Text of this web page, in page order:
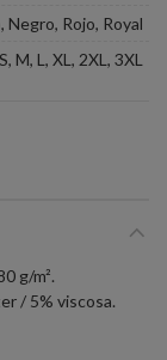
Rojo, Royal
M, L, XL, 2XL, 3XL
g/m².
/ 5% viscosa.